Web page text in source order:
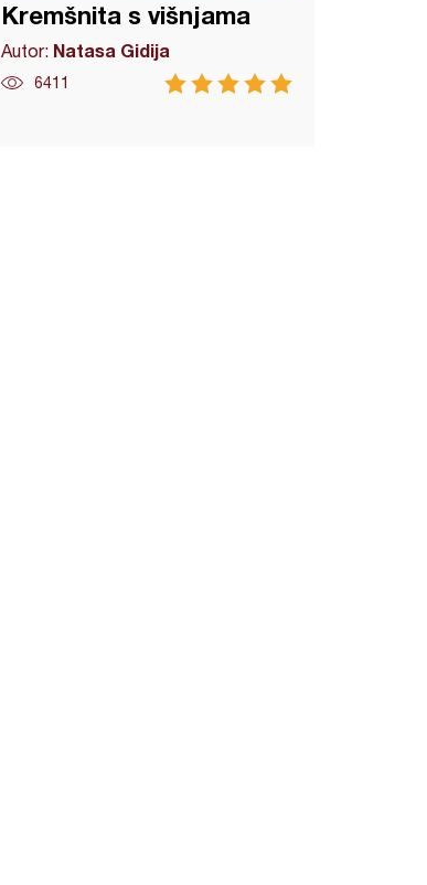
Kremšnita s višnjama
Autor: Natasa Gidija
6411